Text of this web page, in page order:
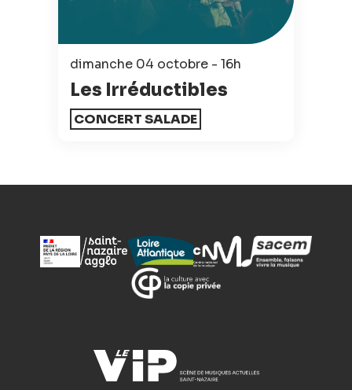
dimanche 04 octobre - 16h
Les Irréductibles
CONCERT SALADE